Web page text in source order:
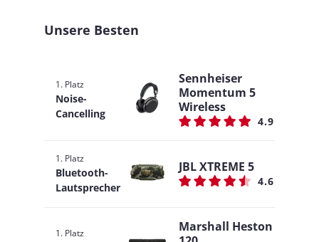
Unsere Besten
1. Platz
Noise-
Cancelling
Sennheiser
Momentum 5
Wireless
4.9
1. Platz
Bluetooth-
Lautsprecher
JBL XTREME 5
4.6
1. Platz
Marshall Heston